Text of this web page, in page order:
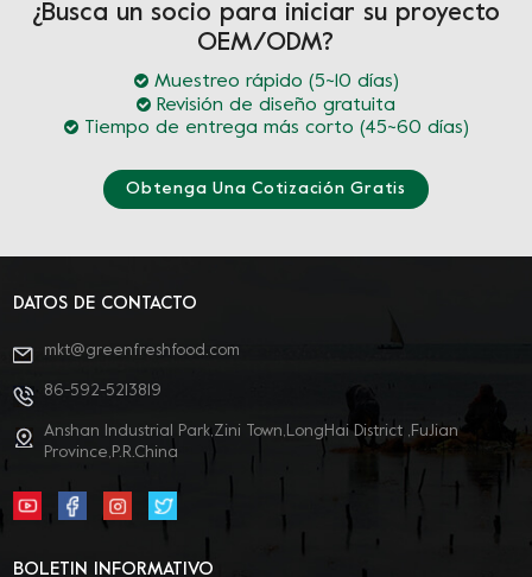
¿Busca un socio para iniciar su proyecto
OEM/ODM?
Muestreo rápido (5~10 días)
Revisión de diseño gratuita
Tiempo de entrega más corto (45~60 días)
Obtenga Una Cotización Gratis
DATOS DE CONTACTO
mkt@greenfreshfood.com
86-592-5213819
Anshan Industrial Park,Zini Town,LongHai District ,FuJian
Province,P.R.China
BOLETIN INFORMATIVO